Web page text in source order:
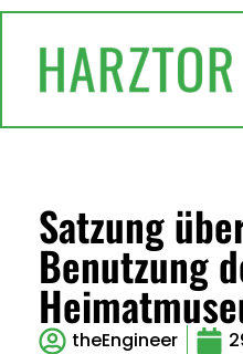
Satzung
Benutzung
theEngineer